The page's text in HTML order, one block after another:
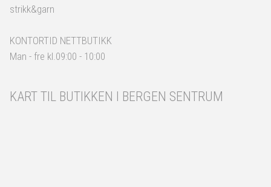
strikk&garn
KONTORTID NETTBUTIKK
Man - fre kl.09:00 - 10:00
KART TIL BUTIKKEN I BERGEN SENTRUM